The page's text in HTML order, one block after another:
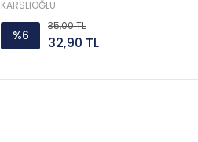
KARSLIOĞLU
%6
35,00 TL
32,90 TL